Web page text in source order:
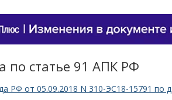
по статье 91 АПК РФ
РФ от 05.09.2018 N 310-ЭС18-15791 по